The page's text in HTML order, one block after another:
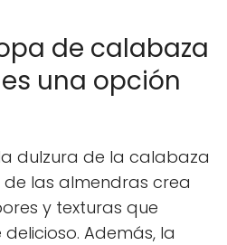
de calabaza
una opción
dulzura de la calabaza
las almendras crea
y texturas que
Además, la